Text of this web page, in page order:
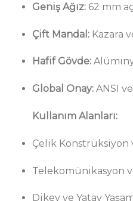
Geniş Ağız:62 mm
Çift Mandal:Kazara
Hafif Gövde:
Global Onay:ANSI
Kullanım Alanları:
Çelik
Telekomünikasyon
Dikey ve Yatay